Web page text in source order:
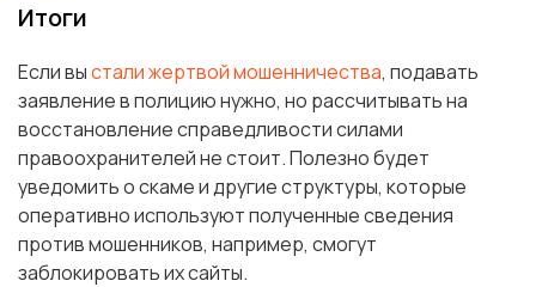
Итоги
Если выстали жертвой мошенничества, подавать
заявление в полицию нужно, но рассчитывать на
восстановление справедливости силами
правоохранителей не стоит. Полезно будет
уведомить о скаме и другие структуры, которые
оперативно используют полученные сведения
против мошенников, например, смогут
заблокировать их сайты.